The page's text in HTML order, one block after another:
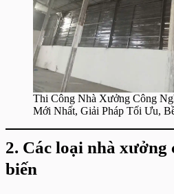
Thi Công Nhà Xưởng Công
Mới Nhất, Giải Pháp Tối Ưu,
2. Các loại nhà xưởng
biến